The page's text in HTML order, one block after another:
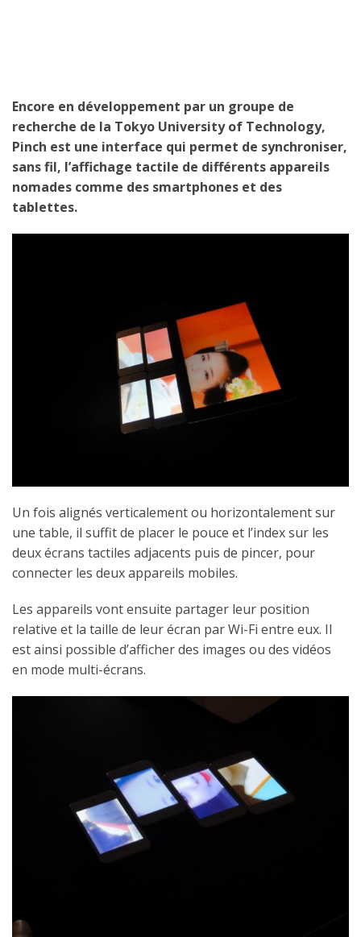
Encore en développement par un groupe de
recherche de la Tokyo University of Technology,
Pinch est une interface qui permet de synchroniser,
sans fil, l’affichage tactile de différents appareils
nomades comme des smartphones et des
tablettes.
Un fois alignés verticalement ou horizontalement sur
une table, il suffit de placer le pouce et l’index sur les
deux écrans tactiles adjacents puis de pincer, pour
connecter les deux appareils mobiles.
Les appareils vont ensuite partager leur position
relative et la taille de leur écran par Wi-Fi entre eux. Il
est ainsi possible d’afficher des images ou des vidéos
en mode multi-écrans.